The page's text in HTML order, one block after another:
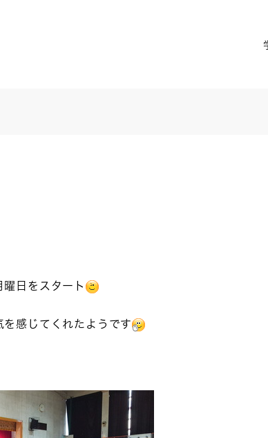
日をスタート
を感じてくれたようです